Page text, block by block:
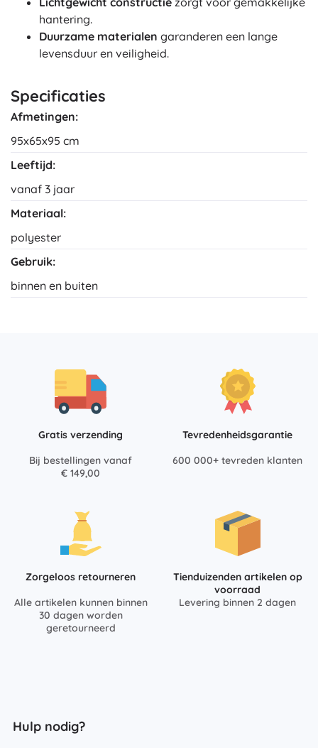
hantering.
Duurzame materialen garanderen een lange
levensduur en veiligheid.
Specificaties
Afmetingen:
95x65x95 cm
Leeftijd:
vanaf 3 jaar
Materiaal:
polyester
Gebruik:
binnen en buiten
Gratis verzending
Bij bestellingen vanaf
€ 149,00
Tevredenheidsgarantie
600 000+ tevreden klanten
Zorgeloos retourneren
Alle artikelen kunnen binnen
30 dagen worden
geretourneerd
Tienduizenden artikelen op
voorraad
Levering binnen 2 dagen
Hulp nodig?